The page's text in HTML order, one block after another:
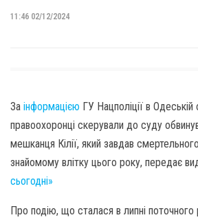
11:46 02/12/2024
За інформацією ГУ Нацполіції в Одеській
правоохоронці скерували до суду
мешканця Кілії, який завдав
знайомому влітку цього року, передає
сьогодні»
Про подію, що сталася в липні